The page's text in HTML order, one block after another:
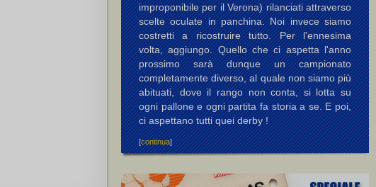
improponibile per il Verona) rilanciati attraverso
scelte oculate in panchina. Noi invece siamo
costretti a ricostruire tutto. Per l'ennesima
volta, aggiungo. Quello che ci aspetta l'anno
prossimo sarà dunque un campionato
completamente diverso, al quale non siamo più
abituati, dove il rango non conta, si lotta su
ogni pallone e ogni partita fa storia a se. E poi,
ci aspettano tutti quei derby !
[continua]